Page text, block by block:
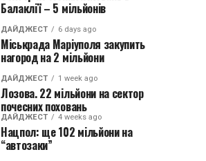
Балаклії – 5 мільйонів
ДАЙДЖЕСТ 6 days ago
Міськрада Маріуполя закупить
нагород на 2 мільйони
ДАЙДЖЕСТ 1 week ago
Лозова. 22 мільйони на сектор
почесних поховань
ДАЙДЖЕСТ 4 weeks ago
Нацпол: ще 102 мільйони на
“автозаки”